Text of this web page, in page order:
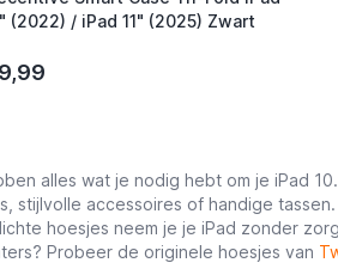
(2022) / iPad 11" (2025) Zwart
alles wat je nodig hebt om je iPad
stijlvolle accessoires of handige
hoesjes neem je je iPad zonder
Probeer de originele hoesjes van